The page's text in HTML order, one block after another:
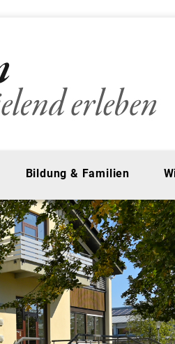
Bildung & Familien